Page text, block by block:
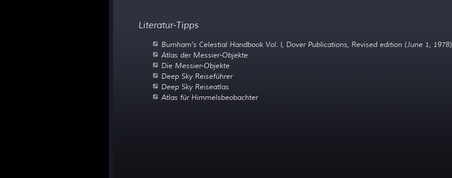
Literatur-Tipps
Burnham's Celestial Handbook Vol. I, Dover Publications, Revised edition (June 1, 1978)
Atlas der Messier-Objekte
Die Messier-Objekte
Deep Sky Reiseführer
Deep Sky Reiseatlas
Atlas für Himmelsbeobachter